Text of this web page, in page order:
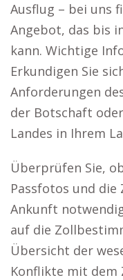
Ausflug – bei uns
Angebot, das bis
kann. Wichtige
Erkundigen Sie
Anforderungen
der Botschaft
Landes in Ihrem
Überprüfen Sie,
Passfotos und die
Ankunft
auf die
Übersicht der
Konflikte mit dem